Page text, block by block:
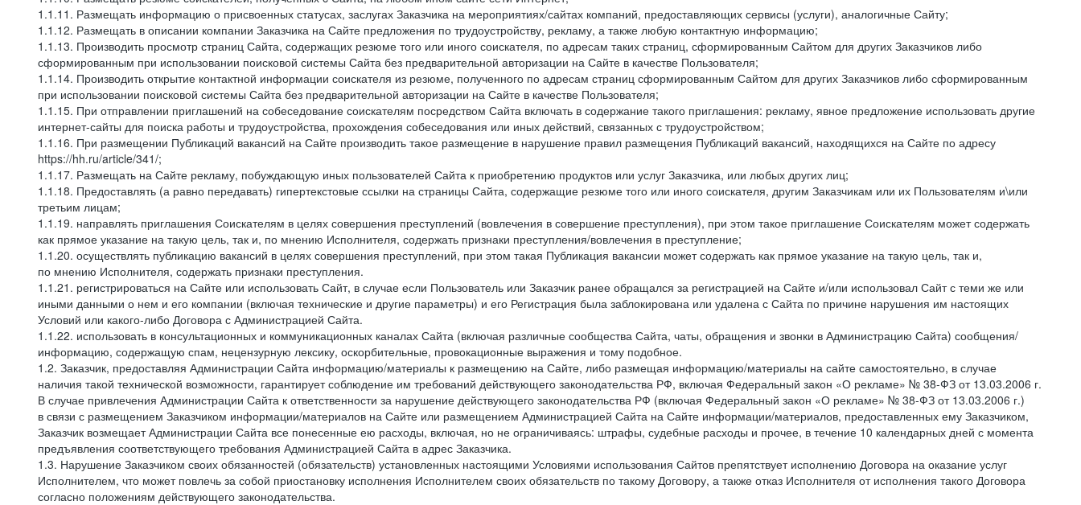
1.1.11. Размещать информацию о присвоенных статусах, заслугах Заказчика на мероприятиях/сайтах компаний, предоставляющих сервисы (услуги), аналогичные Сайту;
1.1.12. Размещать в описании компании Заказчика на Сайте предложения по трудоустройству, рекламу, а также любую контактную информацию;
1.1.13. Производить просмотр страниц Сайта, содержащих резюме того или иного соискателя, по адресам таких страниц, сформированным Сайтом для других Заказчиков либо
сформированным при использовании поисковой системы Сайта без предварительной авторизации на Сайте в качестве Пользователя;
1.1.14. Производить открытие контактной информации соискателя из резюме, полученного по адресам страниц сформированным Сайтом для других Заказчиков либо сформированным
при использовании поисковой системы Сайта без предварительной авторизации на Сайте в качестве Пользователя;
1.1.15. При отправлении приглашений на собеседование соискателям посредством Сайта включать в содержание такого приглашения: рекламу, явное предложение использовать другие
интернет-сайты для поиска работы и трудоустройства, прохождения собеседования или иных действий, связанных с трудоустройством;
1.1.16. При размещении Публикаций вакансий на Сайте производить такое размещение в нарушение правил размещения Публикаций вакансий, находящихся на Сайте по адресу
https://hh.ru/article/341/;
1.1.17. Размещать на Сайте рекламу, побуждающую иных пользователей Сайта к приобретению продуктов или услуг Заказчика, или любых других лиц;
1.1.18. Предоставлять (а равно передавать) гипертекстовые ссылки на страницы Сайта, содержащие резюме того или иного соискателя, другим Заказчикам или их Пользователям и\или
третьим лицам;
1.1.19. направлять приглашения Соискателям в целях совершения преступлений (вовлечения в совершение преступления), при этом такое приглашение Соискателям может содержать
как прямое указание на такую цель, так и, по мнению Исполнителя, содержать признаки преступления/вовлечения в преступление;
1.1.20. осуществлять публикацию вакансий в целях совершения преступлений, при этом такая Публикация вакансии может содержать как прямое указание на такую цель, так и,
по мнению Исполнителя, содержать признаки преступления.
1.1.21. регистрироваться на Сайте или использовать Сайт, в случае если Пользователь или Заказчик ранее обращался за регистрацией на Сайте и/или использовал Сайт с теми же или
иными данными о нем и его компании (включая технические и другие параметры) и его Регистрация была заблокирована или удалена с Сайта по причине нарушения им настоящих
Условий или какого-либо Договора с Администрацией Сайта.
1.1.22. использовать в консультационных и коммуникационных каналах Сайта (включая различные сообщества Сайта, чаты, обращения и звонки в Администрацию Сайта) сообщения/
информацию, содержащую спам, нецензурную лексику, оскорбительные, провокационные выражения и тому подобное.
1.2. Заказчик, предоставляя Администрации Сайта информацию/материалы к размещению на Сайте, либо размещая информацию/материалы на сайте самостоятельно, в случае
наличия такой технической возможности, гарантирует соблюдение им требований действующего законодательства РФ, включая Федеральный закон «О рекламе» № 38-ФЗ от 13.03.2006 г.
В случае привлечения Администрации Сайта к ответственности за нарушение действующего законодательства РФ (включая Федеральный закон «О рекламе» № 38-ФЗ от 13.03.2006 г.)
в связи с размещением Заказчиком информации/материалов на Сайте или размещением Администрацией Сайта на Сайте информации/материалов, предоставленных ему Заказчиком,
Заказчик возмещает Администрации Сайта все понесенные ею расходы, включая, но не ограничиваясь: штрафы, судебные расходы и прочее, в течение 10 календарных дней с момента
предъявления соответствующего требования Администрацией Сайта в адрес Заказчика.
1.3. Нарушение Заказчиком своих обязанностей (обязательств) установленных настоящими Условиями использования Сайтов препятствует исполнению Договора на оказание услуг
Исполнителем, что может повлечь за собой приостановку исполнения Исполнителем своих обязательств по такому Договору, а также отказ Исполнителя от исполнения такого Договора
согласно положениям действующего законодательства.